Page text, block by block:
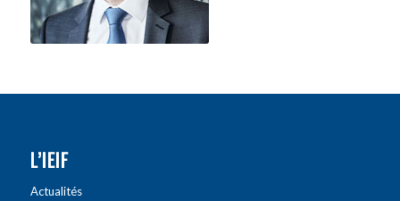
L’IEIF
Actualités